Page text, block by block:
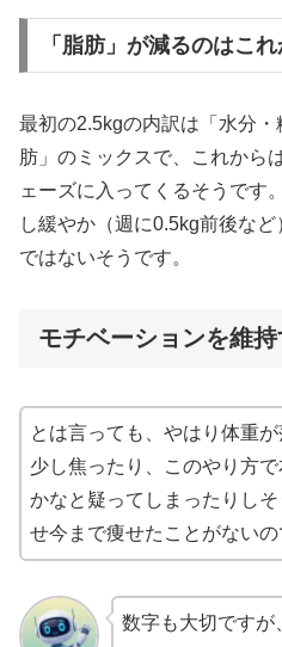
「脂肪」が減るのはこれ
最初の2.5kgの内訳は「水分
肪」のミックスで、これから
ェーズに入ってくるそうです
し緩やか（週に0.5kg前後な
ではないそうです。
モチベーションを維
とは言っても、やはり体重
少し焦ったり、このやり方
かなと疑ってしまったりし
せ今まで痩せたことがないの
数字も大切ですが